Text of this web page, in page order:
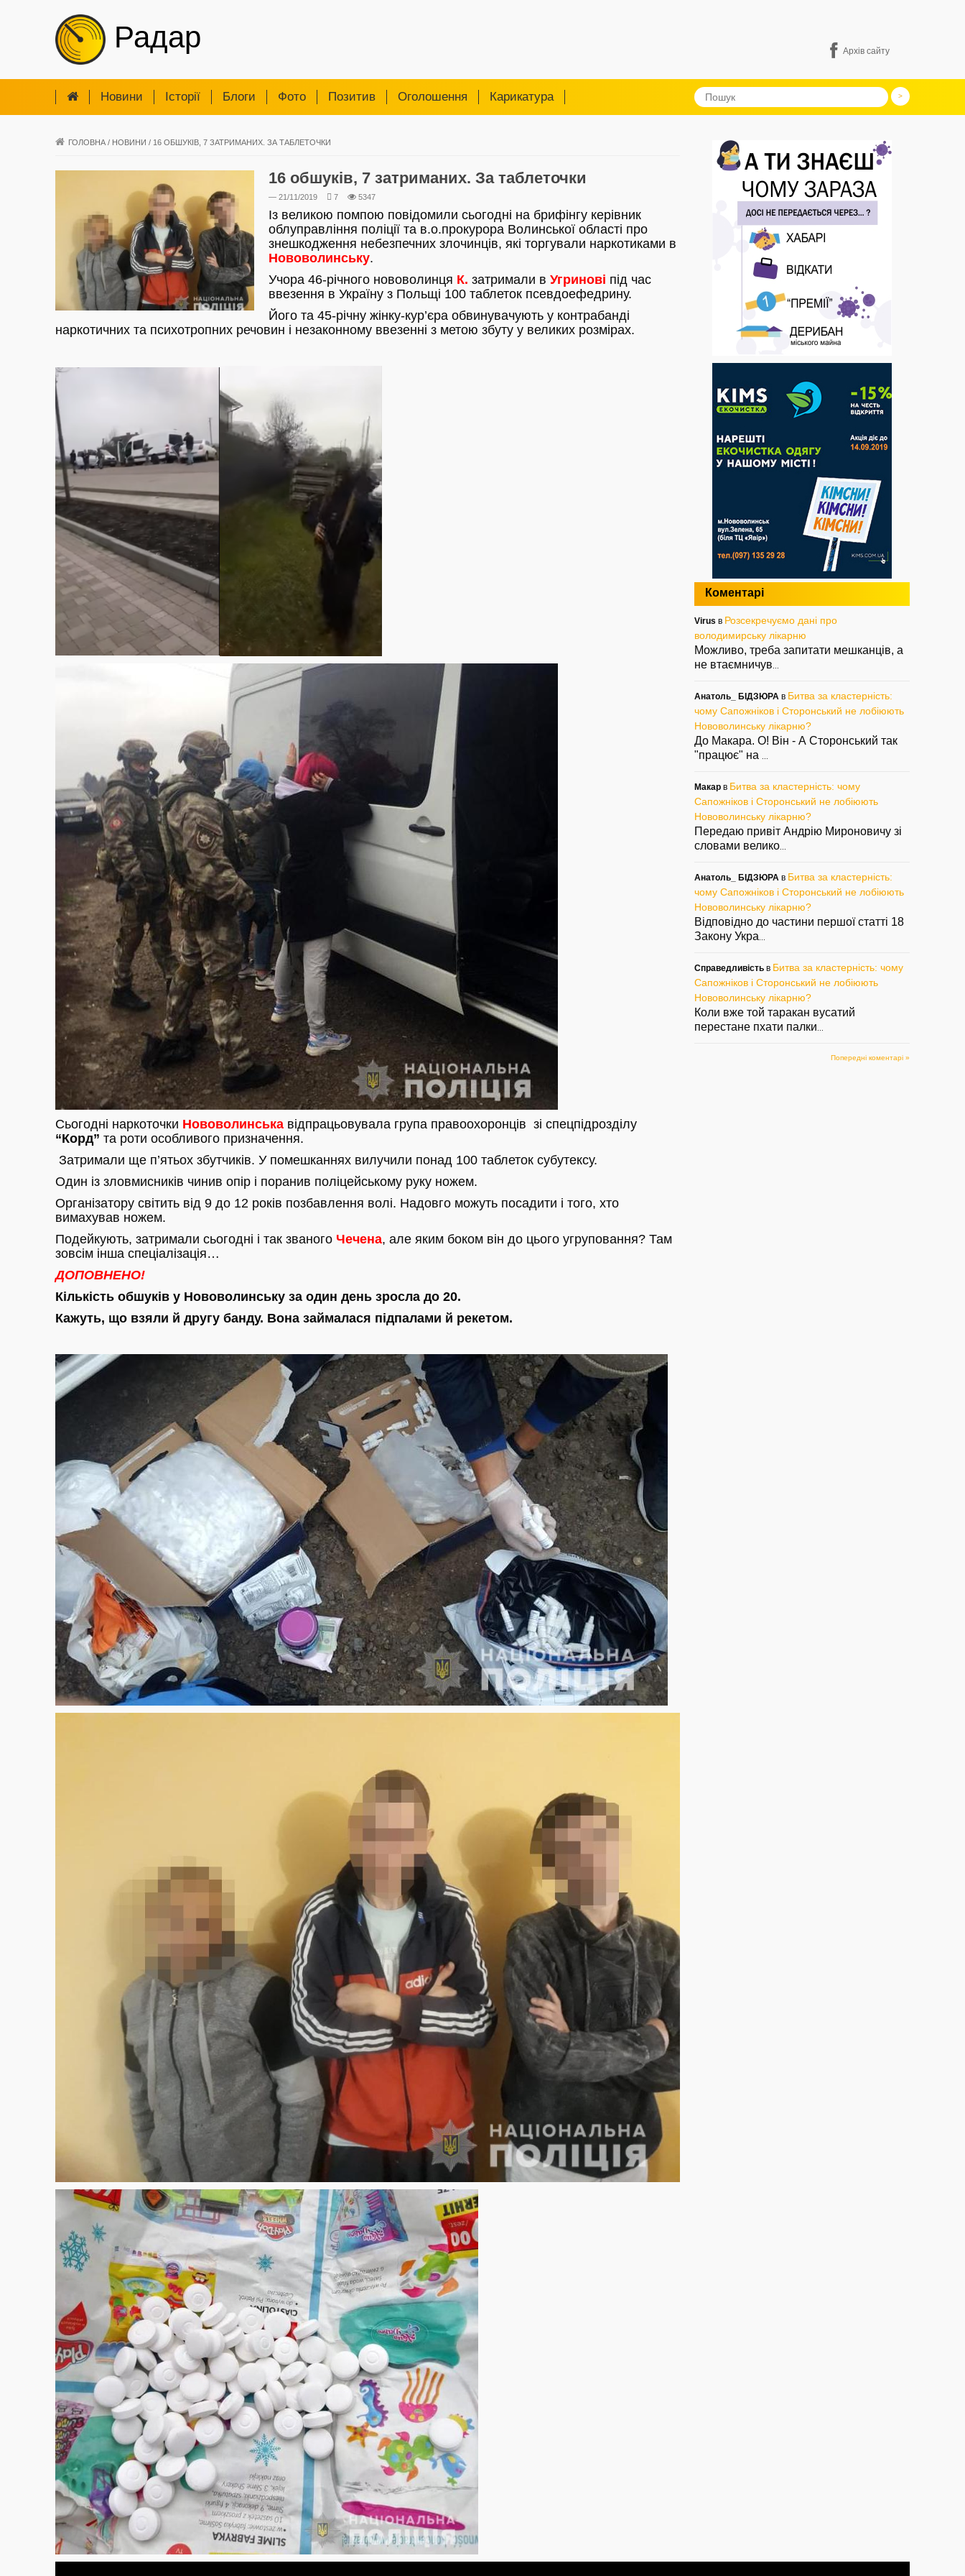
Радар Архів сайту
Новини Iсторії Блоги Фото Позитив Оголошення Карикатура
ГОЛОВНА / НОВИНИ / 16 ОБШУКІВ, 7 ЗАТРИМАНИХ. ЗА ТАБЛЕТОЧКИ
16 обшуків, 7 затриманих. За таблеточки
— 21/11/2019 7 5347
Із великою помпою повідомили сьогодні на брифінгу керівник
облуправління поліції та в.о.прокурора Волинської області про
знешкодження небезпечних злочинців, які торгували наркотиками в
Нововолинську.
Учора 46-річного нововолинця К. затримали в Угринові під час
ввезення в Україну з Польщі 100 таблеток псевдоефедрину.
Його та 45-річну жінку-кур’єра обвинувачують у контрабанді
наркотичних та психотропних речовин і незаконному ввезенні з метою збуту у великих розмірах.
Сьогодні наркоточки Нововолинська відпрацьовувала група правоохоронців зі спецпідрозділу
“Корд” та роти особливого призначення.
Затримали ще п’ятьох збутчиків. У помешканнях вилучили понад 100 таблеток субутексу.
Один із зловмисників чинив опір і поранив поліцейському руку ножем.
Організатору світить від 9 до 12 років позбавлення волі. Надовго можуть посадити і того, хто
вимахував ножем.
Подейкують, затримали сьогодні і так званого Чечена, але яким боком він до цього угруповання? Там
зовсім інша спеціалізація…
ДОПОВНЕНО!
Кількість обшуків у Нововолинську за один день зросла до 20.
Кажуть, що взяли й другу банду. Вона займалася підпалами й рекетом.
Коментарі
Virus в Розсекречуємо дані про
володимирську лікарню
Можливо, треба запитати мешканців, а
не втаємничув
Анатоль_ БІДЗЮРА в Битва за кластерність:
чому Сапожніков і Сторонський не лобіюють
Нововолинську лікарню?
До Макара. О! Він - А Сторонський так
"працює" на
Макар в Битва за кластерність: чому
Сапожніков і Сторонський не лобіюють
Нововолинську лікарню?
Передаю привіт Андрію Мироновичу зі
словами велико
Анатоль_ БІДЗЮРА в Битва за кластерність:
чому Сапожніков і Сторонський не лобіюють
Нововолинську лікарню?
Відповідно до частини першої статті 18
Закону Укра
Справедливість в Битва за кластерність: чому
Сапожніков і Сторонський не лобіюють
Нововолинську лікарню?
Коли вже той таракан вусатий
перестане пхати палки
Попередні коментарі »